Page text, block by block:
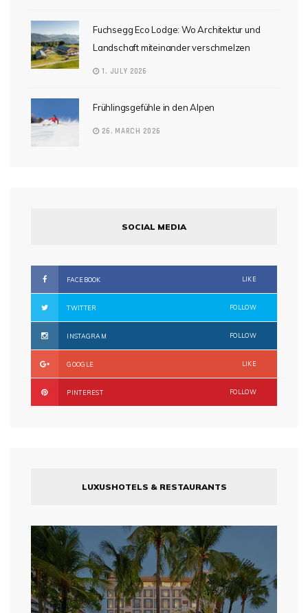
Fuchsegg Eco Lodge: Wo Architektur und
Landschaft miteinander verschmelzen
1. JULY 2026
Frühlingsgefühle in den Alpen
26. MARCH 2026
SOCIAL MEDIA
FACEBOOK LIKE
TWITTER FOLLOW
INSTAGRAM FOLLOW
GOOGLE LIKE
PINTEREST FOLLOW
LUXUSHOTELS & RESTAURANTS